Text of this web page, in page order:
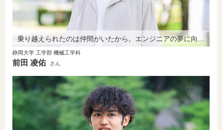
乗り越えられたのは仲間がいたから。エンジニアの夢に向かって邁進中。
静岡大学 工学部 機械工学科
前田 凌佑 さん